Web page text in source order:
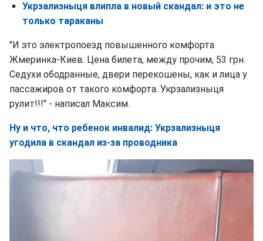
Укрзализныця влипла в новый скандал: и это не
только тараканы
"И это электропоезд повышенного комфорта
Жмеринка-Киев. Цена билета, между прочим, 53 грн.
Седухи ободранные, двери перекошены, как и лица у
пассажиров от такого комфорта. Укрзализныця
рулит!!!" - написал Максим.
Ну и что, что ребенок инвалид: Укрзализныця
угодила в скандал из-за проводника